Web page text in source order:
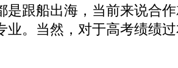
是跟船出海，当前来说合
业。当然，对于高考绩绩